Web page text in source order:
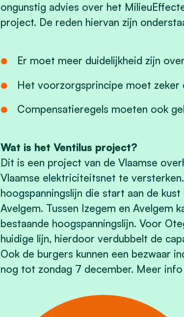
ongunstig advies over het
project. De reden hiervan zijn
Er moet meer duidelijkheid zijn
Het voorzorgsprincipe moet zeker
Compensatieregels moeten ook
Wat is het Ventilus project?
Dit is een project van de Vlaamse
Vlaamse elektriciteitsnet te
hoogspanningslijn die start aan de
Avelgem. Tussen Izegem en Avelgem
bestaande hoogspanningslijn. Voor
huidige lijn, hierdoor verdubbelt de
Ook de burgers kunnen een bezwaar
nog tot zondag 7 december. Meer